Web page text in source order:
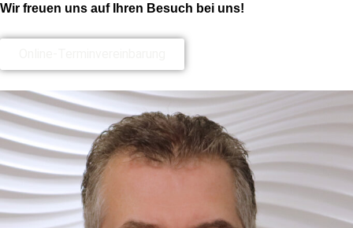
Wir freuen uns auf Ihren Besuch bei uns!